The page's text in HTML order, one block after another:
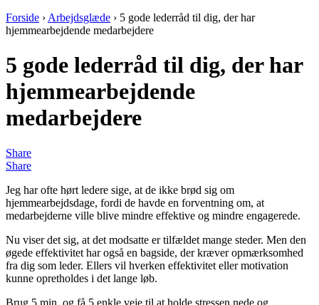
Forside › Arbejdsglæde › 5 gode lederråd til dig, der har
hjemmearbejdende medarbejdere
5 gode lederråd til dig, der har
hjemmearbejdende
medarbejdere
Share
Share
Jeg har ofte hørt ledere sige, at de ikke brød sig om
hjemmearbejdsdage, fordi de havde en forventning om, at
medarbejderne ville blive mindre effektive og mindre engagerede.
Nu viser det sig, at det modsatte er tilfældet mange steder. Men den
øgede effektivitet har også en bagside, der kræver opmærksomhed
fra dig som leder. Ellers vil hverken effektivitet eller motivation
kunne opretholdes i det lange løb.
Brug 5 min. og få 5 enkle veje til at holde stressen nede og